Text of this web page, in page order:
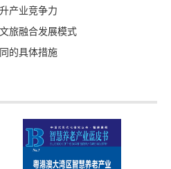
产业竞争力
旅融合发展模式
的具体措施